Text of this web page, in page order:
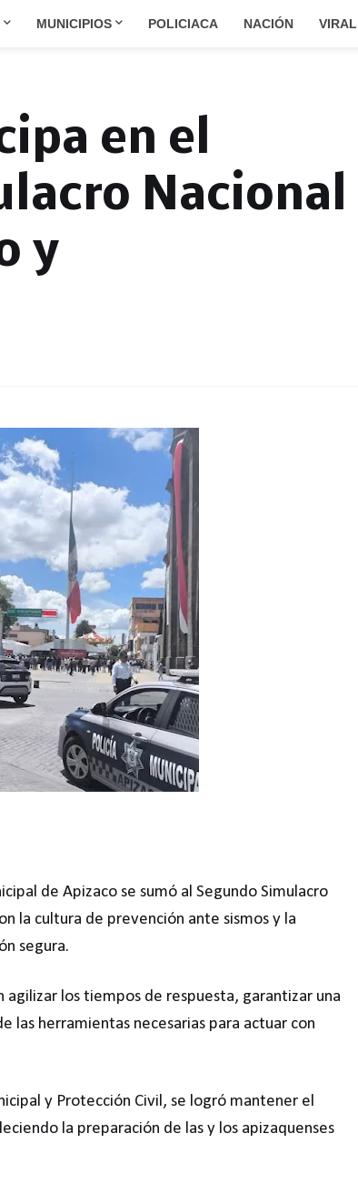
MUNICIPIOS POLICIACA NACIÓN VIRAL
en el
Nacional
y
de Apizaco se sumó al Segundo Simulacro
la cultura de prevención ante sismos y la
segura.
los tiempos de respuesta, garantizar una
las herramientas necesarias para actuar con
y Protección Civil, se logró mantener el
la preparación de las y los apizaquenses